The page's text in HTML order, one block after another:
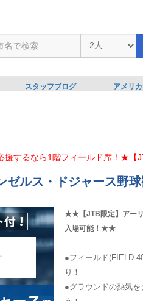
スタッフブログ アメリ
援するなら1階フィールド席！★【
ゼルス・ドジャース野
★★【JTB限定】アーリ
入場可能！★★
●フィールド(FIELD
り！
●グラウンドの熱気